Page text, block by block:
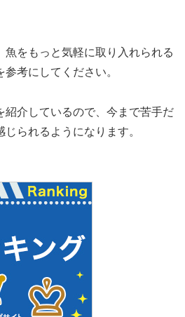
魚をもっと気軽に取り入れられる
考にしてください。
紹介しているので、今まで苦手だ
られるようになります。